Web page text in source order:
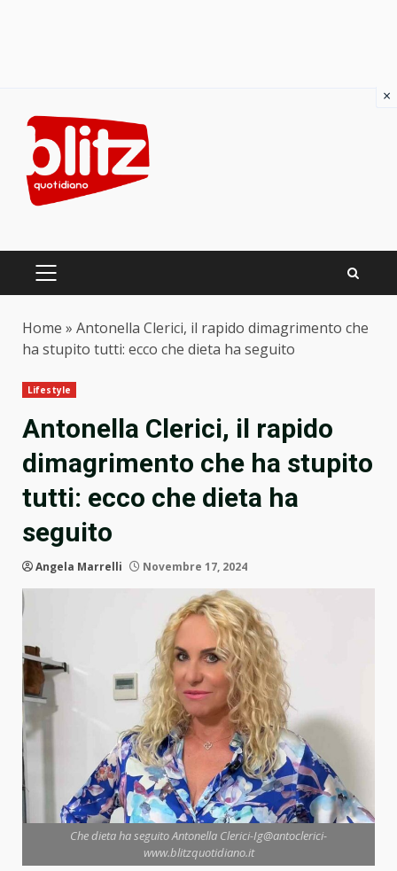
content
PRIMARY
Home » Antonella Clerici, il rapido dimagrimento che
ha stupito tutti: ecco che dieta ha seguito
Lifestyle
Antonella Clerici, il rapido
dimagrimento che ha stupito
tutti: ecco che dieta ha
seguito
Angela Marrelli Novembre 17, 2024
Che dieta ha seguito Antonella Clerici-Ig@antoclerici-
www.blitzquotidiano.it
×